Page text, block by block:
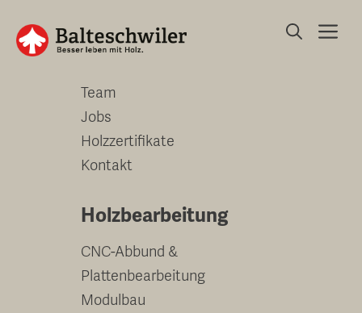
zum
Inhalt
Unternehmen
Team
Jobs
Holzzertifikate
Kontakt
Holzbearbeitung
CNC-Abbund &
Plattenbearbeitung
Modulbau